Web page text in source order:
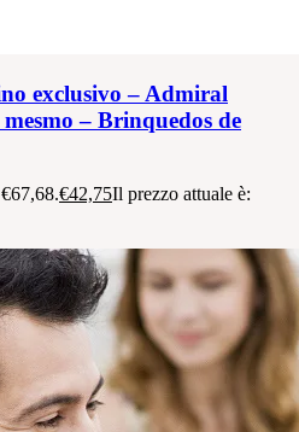
exclusivo – Admiral
– Brinquedos de
€42,75Il prezzo attuale è: